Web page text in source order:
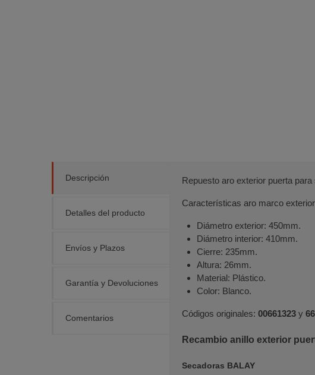
Descripción
Detalles del producto
Envíos y Plazos
Garantía y Devoluciones
Comentarios
Repuesto aro exterior puerta
Características aro marco
Diámetro exterior: 450mm.
Diámetro interior: 410mm.
Cierre: 235mm.
Altura: 26mm.
Material: Plástico.
Color: Blanco.
Códigos originales: 00661323 y
Recambio anillo exterior
Secadoras BALAY